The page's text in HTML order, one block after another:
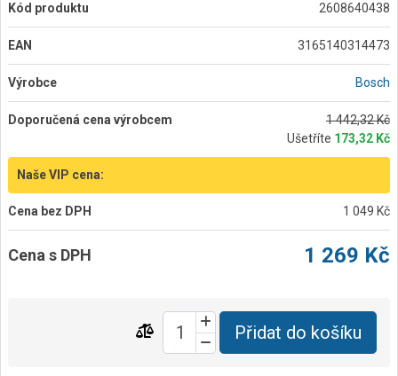
Kód produktu 2608640438
EAN 3165140314473
Výrobce Bosch
Doporučená cena výrobcem
1 442,32 Kč
Ušetříte 173,32 Kč
Naše VIP cena:
Cena bez DPH 1 049 Kč
Cena s DPH 1 269 Kč
Přidat do košíku